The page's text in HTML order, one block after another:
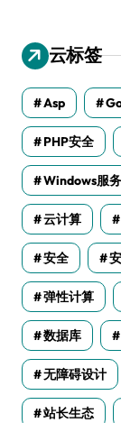
云标签
Asp
PHP安全
Windows服
云计算
安全
弹性计算
数据库
无障碍设计
站长生态